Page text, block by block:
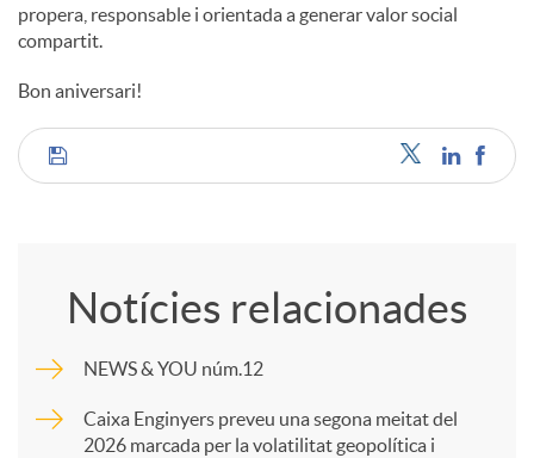
propera, responsable i orientada a generar valor social
compartit.
Bon aniversari!
C
p
Notícies relacionades
NEWS & YOU núm.12
Caixa Enginyers preveu una segona meitat del
2026 marcada per la volatilitat geopolítica i